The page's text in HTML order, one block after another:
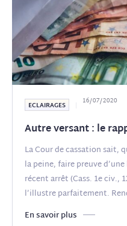
ECLAIRAGES 16/07/2020
Autre versant : le
La Cour de cassation sait,
la peine, faire preuve
récent arrêt (Cass. 1e civ.,
l’illustre parfaitement.
rapport (...)
En savoir plus